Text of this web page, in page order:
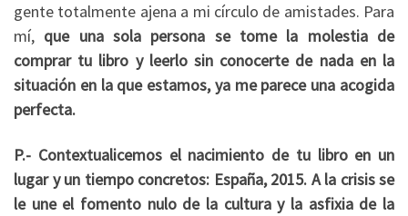
gente totalmente ajena a mi círculo de amistades. Para
mí, que una sola persona se tome la molestia de
comprar tu libro y leerlo sin conocerte de nada en la
situación en la que estamos, ya me parece una acogida
perfecta.
P.- Contextualicemos el nacimiento de tu libro en un
lugar y un tiempo concretos: España, 2015. A la crisis se
le une el fomento nulo de la cultura y la asfixia de la